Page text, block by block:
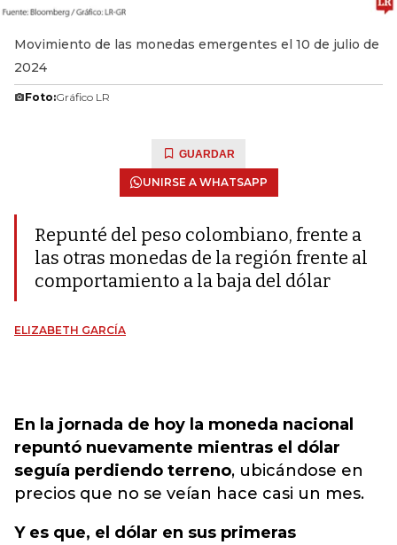
Movimiento de las monedas emergentes el 10 de julio de
2024
Foto:Gráfico LR
GUARDAR
UNIRSE A WHATSAPP
Repunté del peso colombiano, frente a
las otras monedas de la región frente al
comportamiento a la baja del dólar
ELIZABETH GARCÍA
En la jornada de hoy la moneda nacional
repuntó nuevamente mientras el dólar
seguía perdiendo terreno, ubicándose en
precios que no se veían hace casi un mes.
Y es que, el dólar en sus primeras